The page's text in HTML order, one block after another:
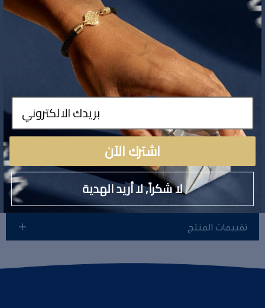
لا توجد تفاصيل لهذا المنتج
تقييمات المنتج
ادخال
اشترك الآن
لا شكراً, لا أريد الهدية